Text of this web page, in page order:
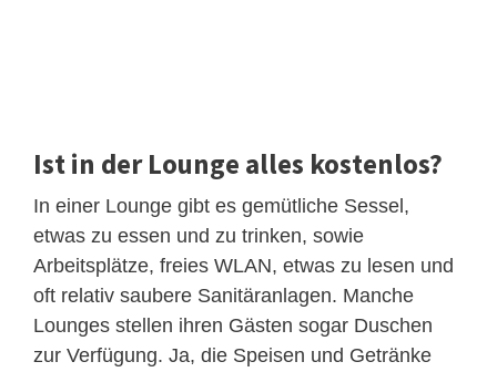
Ist in der Lounge alles kostenlos?
In einer Lounge gibt es gemütliche Sessel,
etwas zu essen und zu trinken, sowie
Arbeitsplätze, freies WLAN, etwas zu lesen und
oft relativ saubere Sanitäranlagen. Manche
Lounges stellen ihren Gästen sogar Duschen
zur Verfügung. Ja, die Speisen und Getränke